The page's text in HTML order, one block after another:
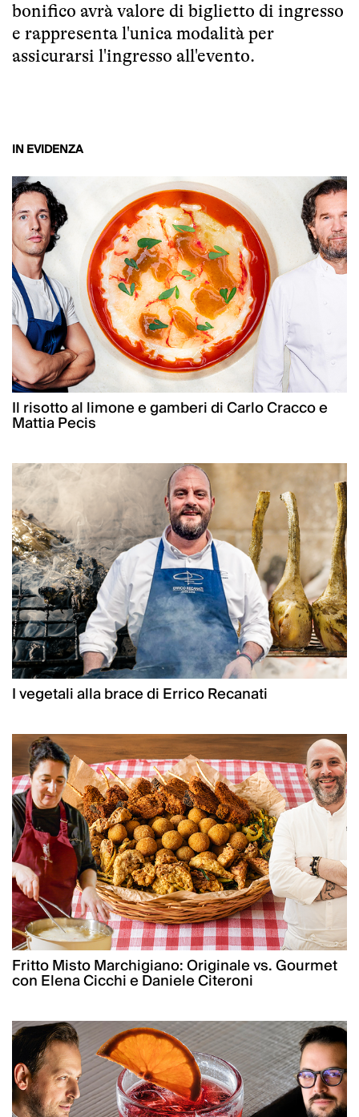
bonifico avrà valore di biglietto di ingresso
e rappresenta l'unica modalità per
assicurarsi l'ingresso all'evento.
IN EVIDENZA
Il risotto al limone e gamberi di Carlo Cracco e
Mattia Pecis
I vegetali alla brace di Errico Recanati
Fritto Misto Marchigiano: Originale vs. Gourmet
con Elena Cicchi e Daniele Citeroni